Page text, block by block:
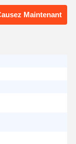
Maintenant